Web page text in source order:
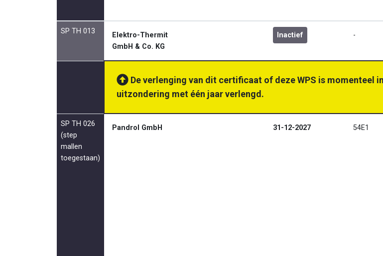
SP TH 013
Elektro-Thermit
GmbH & Co. KG
Inactief -
De verlenging van dit certificaat of deze WPS is momenteel
uitzondering met één jaar verlengd.
SP TH 026
(step
mallen
toegestaan)
Pandrol GmbH 31-12-2027 54E1